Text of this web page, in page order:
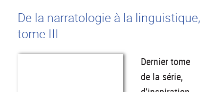
De la narratologie à la linguistique,
tome III
Dernier tome
de la série,